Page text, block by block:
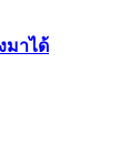
มาได้